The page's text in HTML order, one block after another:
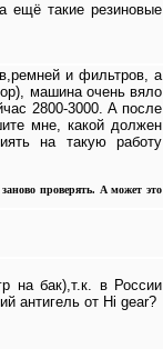
ещё такие резиновые
и фильтров, а
машина очень вяло
2800-3000. А после
мне, какой должен
на такую работу
проверять. А может это
на бак),т.к. в России
антигель от Hi gear?